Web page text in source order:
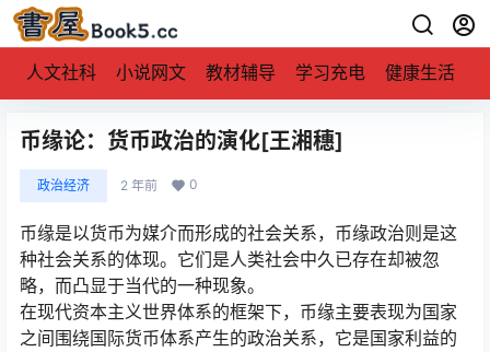
人文社科 小说网文 教材辅导 学习充电 健康生活
币缘论：货币政治的演化[王湘穗]
政治经济 2 年前 0
币缘是以货币为媒介而形成的社会关系，币缘政治则是这
种社会关系的体现。它们是人类社会中久已存在却被忽
略，而凸显于当代的一种现象。
在现代资本主义世界体系的框架下，币缘主要表现为国家
之间围绕国际货币体系产生的政治关系，它是国家利益的